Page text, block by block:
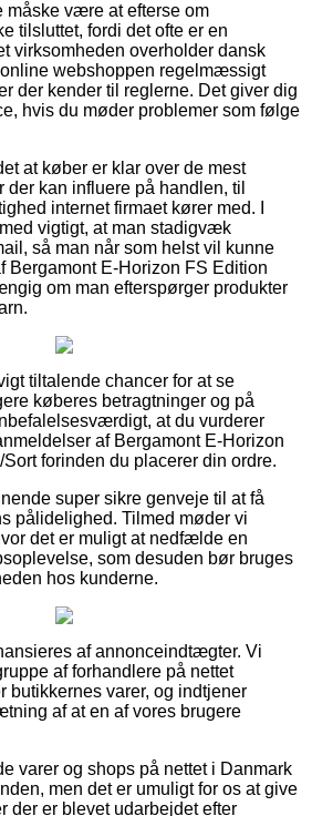
måske være at efterse om
tilsluttet, fordi det ofte er en
virksomheden overholder dansk
webshoppen regelmæssigt
der kender til reglerne. Det giver dig
hvis du møder problemer som følge
at køber er klar over de mest
kan influere på handlen, til
internet firmaet kører med. I
vigtigt, at man stadigvæk
så man når som helst vil kunne
Bergamont E-Horizon FS Edition
om man efterspørger produkter
tiltalende chancer for at se
køberes betragtninger og på
at du vurderer
af Bergamont E-Horizon
forinden du placerer din ordre.
super sikre genveje til at få
pålidelighed. Tilmed møder vi
det er muligt at nedfælde en
som desuden bør bruges
hos kunderne.
af annonceindtægter. Vi
af forhandlere på nettet
butikkernes varer, og indtjener
af at en af vores brugere
varer og shops på nettet i Danmark
men det er umuligt for os at give
der er blevet udarbejdet efter